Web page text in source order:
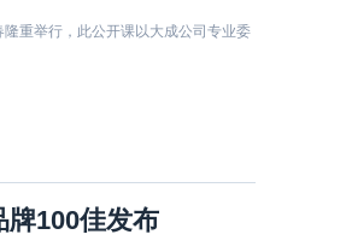
重举行，此公开课以大成公司专业委
牌100佳发布